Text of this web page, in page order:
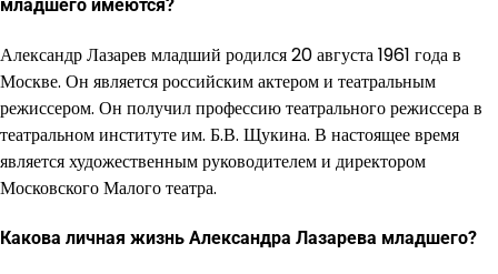
младшего имеются?
Александр Лазарев младший родился 20 августа 1961 года в
Москве. Он является российским актером и театральным
режиссером. Он получил профессию театрального режиссера в
театральном институте им. Б.В. Щукина. В настоящее время
является художественным руководителем и директором
Московского Малого театра.
Какова личная жизнь Александра Лазарева младшего?